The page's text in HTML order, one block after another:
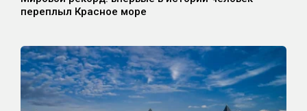
переплыл Красное море